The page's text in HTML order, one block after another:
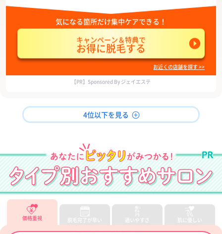
気になる箇所だけ集中ケアできる！
キャンペーン＆特典で
お得に脱毛する
お近くの店舗を探す >>
【PR】Sponsored By ジェイエステ
4位以下を見る
価格重視 脱毛完了が早い 通いやすさ 肌に優しい